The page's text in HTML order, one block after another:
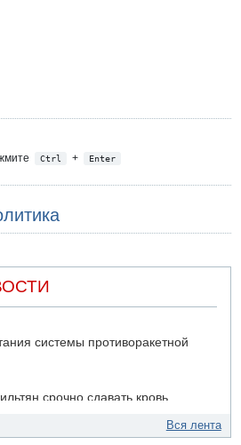
Ctrl + Enter
системы противоракетной
срочно сдавать кровь
в ООН Гилад Эрдан объявит в
Вся лента